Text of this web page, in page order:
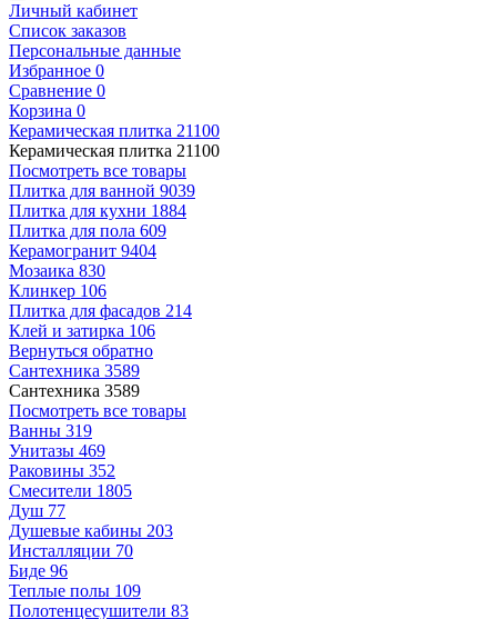
Личный кабинет
Список заказов
Персональные данные
Избранное 0
Сравнение 0
Корзина 0
Керамическая плитка 21100
Керамическая плитка 21100
Посмотреть все товары
Плитка для ванной 9039
Плитка для кухни 1884
Плитка для пола 609
Керамогранит 9404
Мозаика 830
Клинкер 106
Плитка для фасадов 214
Клей и затирка 106
Вернуться обратно
Сантехника 3589
Сантехника 3589
Посмотреть все товары
Ванны 319
Унитазы 469
Раковины 352
Смесители 1805
Душ 77
Душевые кабины 203
Инсталляции 70
Биде 96
Теплые полы 109
Полотенцесушители 83